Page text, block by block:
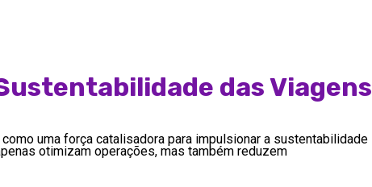
das Viagens
uma força catalisadora para impulsionar a sustentabilidade
otimizam operações, mas também reduzem